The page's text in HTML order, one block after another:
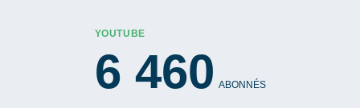
YOUTUBE
6 460 ABONNÉS